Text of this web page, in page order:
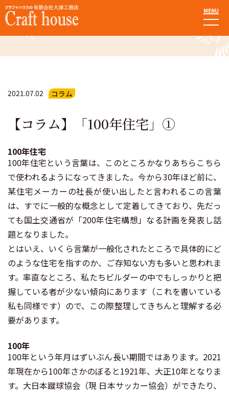
MENU
お知らせ・ブログ
2021.07.02 コラム
【コラム】「100年住宅」①
100年住宅
100年住宅という言葉は、このところかなりあちらこちら
で使われるようになってきました。今から30年ほど前に、
某住宅メーカーの社長が使い出したと言われるこの言葉
は、すでに一般的な概念として定着してきており、先だっ
ても国土交通省が「200年住宅構想」なる計画を発表し話
題となりました。
とはいえ、いくら言葉が一般化されたところで具体的にど
のような住宅を指すのか、ご存知ない方も多いと思われま
す。率直なところ、私たちビルダーの中でもしっかりと把
握している者が少ない傾向にあります（これを書いている
私も同様です）ので、この際整理してきちんと理解する必
要があります。
100年
100年という年月はずいぶん長い期間ではあります。2021
年現在から100年さかのぼると1921年、大正10年となりま
す。大日本蹴球協会（現 日本サッカー協会）ができたり、